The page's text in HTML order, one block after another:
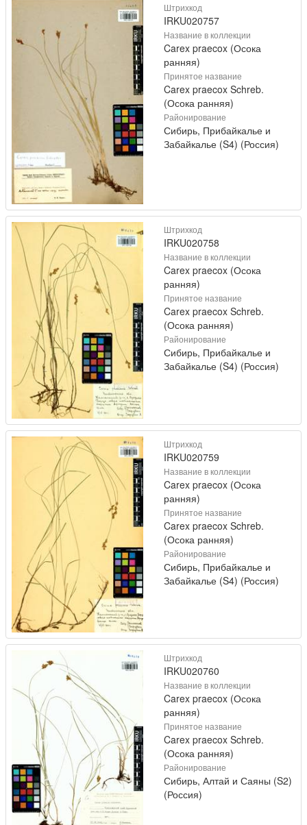
Штрихкод
IRKU020757
Название в коллекции
Carex praecox (Осока
ранняя)
Принятое название
Carex praecox Schreb.
(Осока ранняя)
Районирование
Сибирь, Прибайкалье и
Забайкалье (S4) (Россия)
Штрихкод
IRKU020758
Название в коллекции
Carex praecox (Осока
ранняя)
Принятое название
Carex praecox Schreb.
(Осока ранняя)
Районирование
Сибирь, Прибайкалье и
Забайкалье (S4) (Россия)
Штрихкод
IRKU020759
Название в коллекции
Carex praecox (Осока
ранняя)
Принятое название
Carex praecox Schreb.
(Осока ранняя)
Районирование
Сибирь, Прибайкалье и
Забайкалье (S4) (Россия)
Штрихкод
IRKU020760
Название в коллекции
Carex praecox (Осока
ранняя)
Принятое название
Carex praecox Schreb.
(Осока ранняя)
Районирование
Сибирь, Алтай и Саяны (S2)
(Россия)